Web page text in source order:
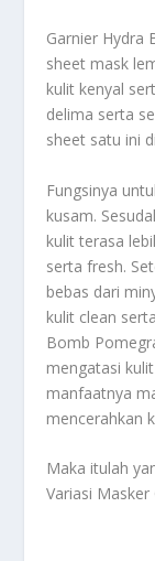
Garnier Hydra
sheet mask
kulit kenyal
delima serta
sheet satu ini
Fungsinya
kusam.
kulit terasa
serta fresh.
bebas dari
kulit clean
Bomb
mengatasi
manfaatnya
mencerahkan
Maka itulah
Variasi Masker